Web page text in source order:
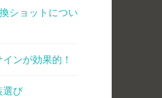
ショットについ
ンが効果的！
選び